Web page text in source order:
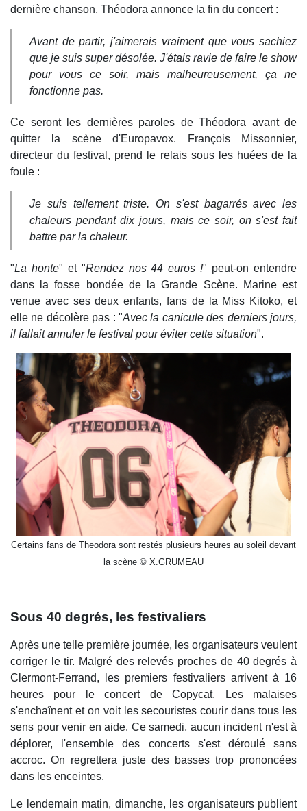
dernière chanson, Théodora annonce la fin du concert :
Avant de partir, j'aimerais vraiment que vous sachiez
que je suis super désolée. J'étais ravie de faire le show
pour vous ce soir, mais malheureusement, ça ne
fonctionne pas.
Ce seront les dernières paroles de Théodora avant de
quitter la scène d'Europavox. François Missonnier,
directeur du festival, prend le relais sous les huées de la
foule :
Je suis tellement triste. On s'est bagarrés avec les
chaleurs pendant dix jours, mais ce soir, on s'est fait
battre par la chaleur.
"La honte" et "Rendez nos 44 euros !" peut-on entendre
dans la fosse bondée de la Grande Scène. Marine est
venue avec ses deux enfants, fans de la Miss Kitoko, et
elle ne décolère pas : "Avec la canicule des derniers jours,
il fallait annuler le festival pour éviter cette situation".
Certains fans de Theodora sont restés plusieurs heures au soleil devant
la scène © X.GRUMEAU
Sous 40 degrés, les festivaliers
Après une telle première journée, les organisateurs veulent
corriger le tir. Malgré des relevés proches de 40 degrés à
Clermont-Ferrand, les premiers festivaliers arrivent à 16
heures pour le concert de Copycat. Les malaises
s'enchaînent et on voit les secouristes courir dans tous les
sens pour venir en aide. Ce samedi, aucun incident n'est à
déplorer, l'ensemble des concerts s'est déroulé sans
accroc. On regrettera juste des basses trop prononcées
dans les enceintes.
Le lendemain matin, dimanche, les organisateurs publient